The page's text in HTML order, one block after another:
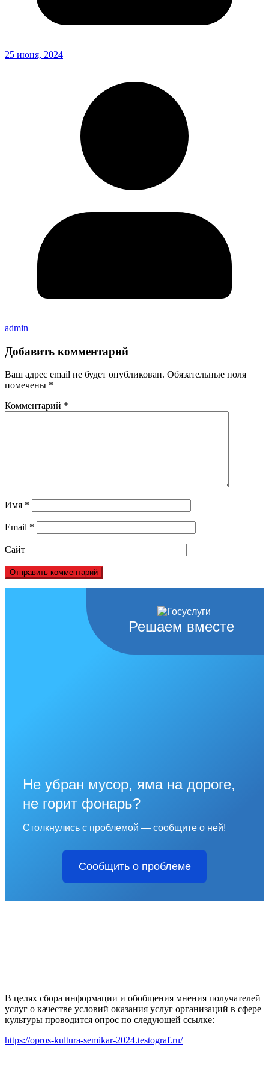
25 июня, 2024
admin
Добавить комментарий
Ваш адрес email не будет опубликован. Обязательные поля
помечены *
Комментарий *
Имя *
Email *
Сайт
Решаем вместе
Не убран мусор, яма на дороге,
не горит фонарь?
Столкнулись с проблемой — сообщите о ней!
Сообщить о проблеме
В целях сбора информации и обобщения мнения получателей
услуг о качестве условий оказания услуг организаций в сфере
культуры проводится опрос по следующей ссылке:
https://opros-kultura-semikar-2024.testograf.ru/